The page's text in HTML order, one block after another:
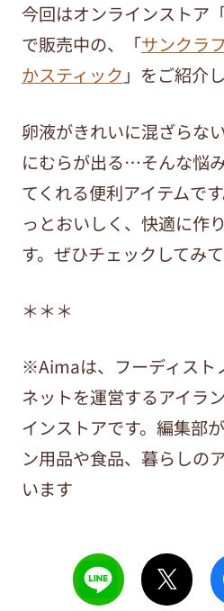
今回はオンラインストア
で販売中の、「サンクラ
かスティック 」をご紹介
卵液がきれいに混ざらな
にむらが出る…そんな悩
てくれる便利アイテムで
っとおいしく、快適に作
す。ぜひチェックしてみて
＊＊＊
※Aimaは、フーディスト
ネットを運営するアイラ
インストアです。編集部
ン用品や食品、暮らしの
います